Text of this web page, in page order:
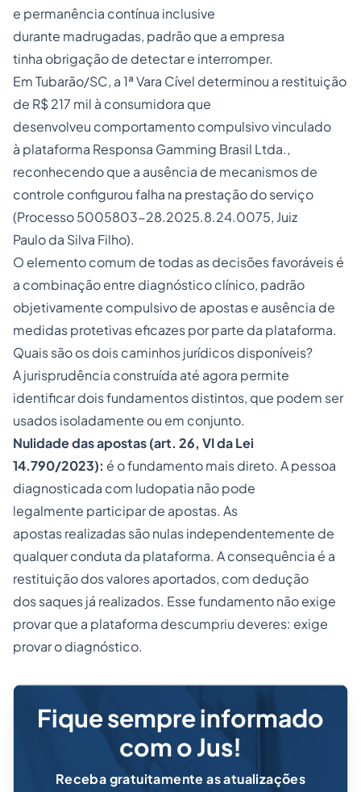
e permanência contínua inclusive
durante madrugadas, padrão que a empresa
tinha obrigação de detectar e interromper.
Em Tubarão/SC, a 1ª Vara Cível determinou a restituição
de R$ 217 mil à consumidora que
desenvolveu comportamento compulsivo vinculado
à plataforma Responsa Gamming Brasil Ltda.,
reconhecendo que a ausência de mecanismos de
controle configurou falha na prestação do serviço
(Processo 5005803-28.2025.8.24.0075, Juiz
Paulo da Silva Filho).
O elemento comum de todas as decisões favoráveis é
a combinação entre diagnóstico clínico, padrão
objetivamente compulsivo de apostas e ausência de
medidas protetivas eficazes por parte da plataforma.
Quais são os dois caminhos jurídicos disponíveis?
A jurisprudência construída até agora permite
identificar dois fundamentos distintos, que podem ser
usados isoladamente ou em conjunto.
Nulidade das apostas (art. 26, VI da Lei
14.790/2023): é o fundamento mais direto. A pessoa
diagnosticada com ludopatia não pode
legalmente participar de apostas. As
apostas realizadas são nulas independentemente de
qualquer conduta da plataforma. A consequência é a
restituição dos valores aportados, com dedução
dos saques já realizados. Esse fundamento não exige
provar que a plataforma descumpriu deveres: exige
provar o diagnóstico.
Fique sempre informado
com o Jus!
Receba gratuitamente as atualizações